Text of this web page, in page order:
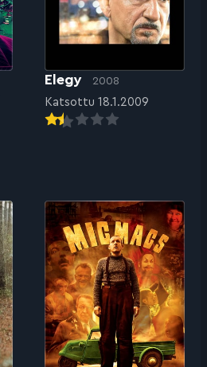
Elegy 2008
Katsottu 18.1.2009